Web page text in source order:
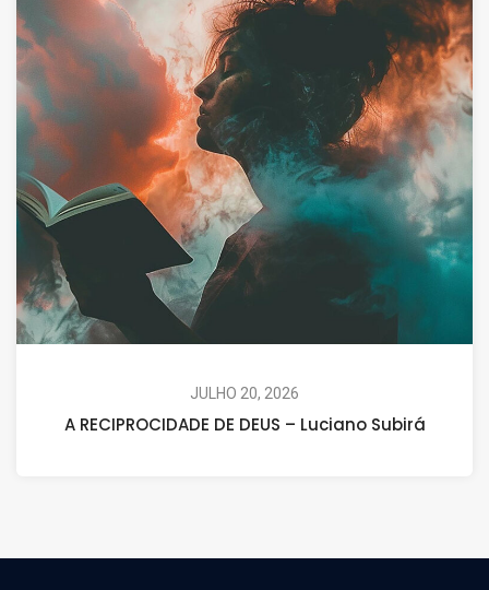
JULHO 20, 2026
A RECIPROCIDADE DE DEUS – Luciano Subirá